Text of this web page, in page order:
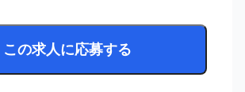
この求人に応募する